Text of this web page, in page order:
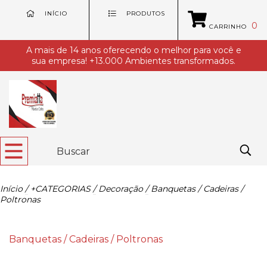
INÍCIO
PRODUTOS
CARRINHO
0
A mais de 14 anos oferecendo o melhor para você e
sua empresa! +13.000 Ambientes transformados.
Início / +CATEGORIAS / Decoração/ Banquetas / Cadeiras /
Poltronas
Banquetas / Cadeiras / Poltronas